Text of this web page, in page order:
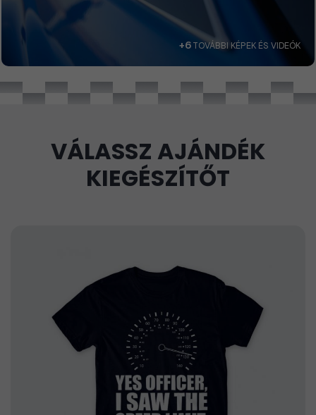
+6TOVÁBBI KÉPEK ÉS VIDEÓK
VÁLASSZ AJÁNDÉK
KIEGÉSZÍTŐT